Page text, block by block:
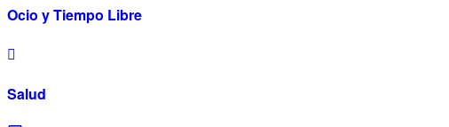
Ocio y Tiempo Libre
Salud